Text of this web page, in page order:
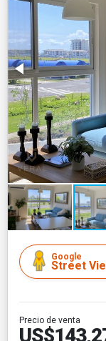
Google
Street
Precio de venta